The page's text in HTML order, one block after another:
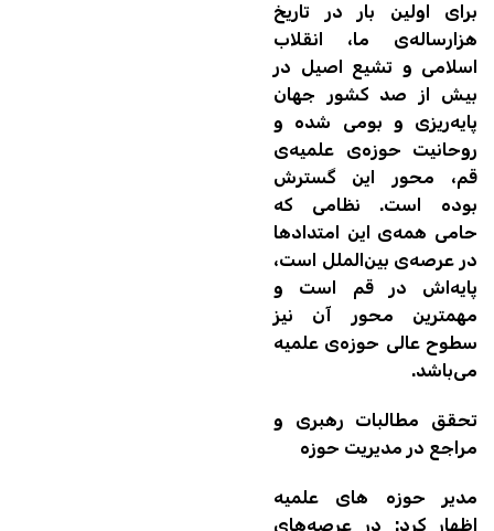
برای اولین بار در تاریخ
هزارساله‌ی ما، انقلاب
اسلامی و تشیع اصیل در
بیش از صد کشور جهان
پایه‌ریزی و بومی شده و
روحانیت حوزه‌ی علمیه‌ی
قم، محور این گسترش
بوده است. نظامی که
حامی همه‌ی این امتدادها
در عرصه‌ی بین‌الملل است،
پایه‌اش در قم است و
مهمترین محور آن نیز
سطوح عالی حوزه‌ی علمیه
می‌باشد.
تحقق مطالبات رهبری و
مراجع در مدیریت حوزه
مدیر حوزه های علمیه
اظهار کرد: در عرصه‌های